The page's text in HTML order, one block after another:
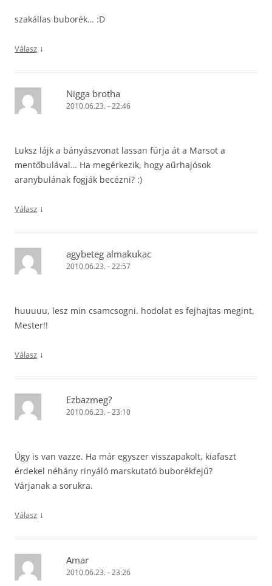
szakállas buborék… :D
Válasz ↓
Nigga brotha
2010.06.23. - 22:46
Luksz lájk a bányászvonat lassan fúrja át a Marsot a
mentőbulával… Ha megérkezik, hogy aűrhajósok
aranybulának fogják becézni? :)
Válasz ↓
agybeteg almakukac
2010.06.23. - 22:57
huuuuu, lesz min csamcsogni. hodolat es fejhajtas megint,
Mester!!
Válasz ↓
Ezbazmeg?
2010.06.23. - 23:10
Úgy is van vazze. Ha már egyszer visszapakolt, kiafaszt
érdekel néhány rinyáló marskutató buborékfejű?
Várjanak a sorukra.
Válasz ↓
Amar
2010.06.23. - 23:26